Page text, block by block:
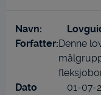
Denne
01-07-